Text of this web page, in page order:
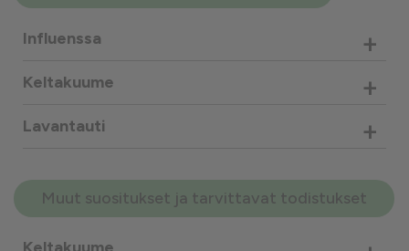
Influenssa +
Keltakuume +
Lavantauti +
Muut suositukset ja tarvittavat todistukset